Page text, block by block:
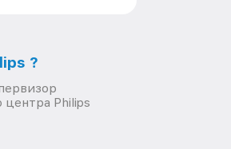
?
центра Philips